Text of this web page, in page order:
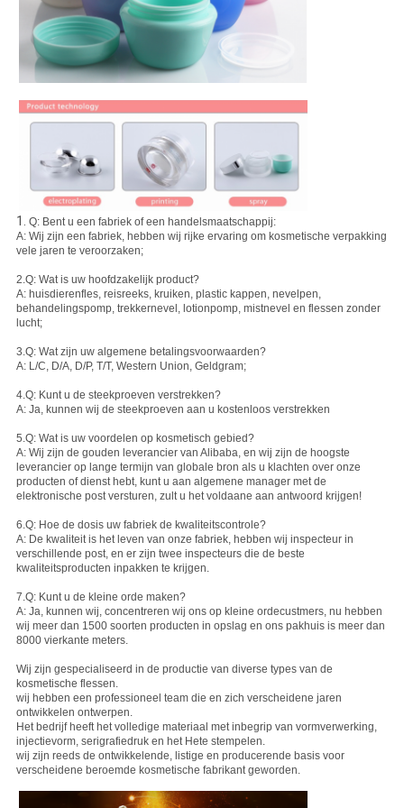
1. Q: Bent u een fabriek of een handelsmaatschappij:
A: Wij zijn een fabriek, hebben wij rijke ervaring om kosmetische verpakking
vele jaren te veroorzaken;
2.Q: Wat is uw hoofdzakelijk product?
A: huisdierenfles, reisreeks, kruiken, plastic kappen, nevelpen,
behandelingspomp, trekkernevel, lotionpomp, mistnevel en flessen zonder
lucht;
3.Q: Wat zijn uw algemene betalingsvoorwaarden?
A: L/C, D/A, D/P, T/T, Western Union, Geldgram;
4.Q: Kunt u de steekproeven verstrekken?
A: Ja, kunnen wij de steekproeven aan u kostenloos verstrekken
5.Q: Wat is uw voordelen op kosmetisch gebied?
A: Wij zijn de gouden leverancier van Alibaba, en wij zijn de hoogste
leverancier op lange termijn van globale bron als u klachten over onze
producten of dienst hebt, kunt u aan algemene manager met de
elektronische post versturen, zult u het voldaane aan antwoord krijgen!
6.Q: Hoe de dosis uw fabriek de kwaliteitscontrole?
A: De kwaliteit is het leven van onze fabriek, hebben wij inspecteur in
verschillende post, en er zijn twee inspecteurs die de beste
kwaliteitsproducten inpakken te krijgen.
7.Q: Kunt u de kleine orde maken?
A: Ja, kunnen wij, concentreren wij ons op kleine ordecustmers, nu hebben
wij meer dan 1500 soorten producten in opslag en ons pakhuis is meer dan
8000 vierkante meters.
Wij zijn gespecialiseerd in de productie van diverse types van de
kosmetische flessen.
wij hebben een professioneel team die en zich verscheidene jaren
ontwikkelen ontwerpen.
Het bedrijf heeft het volledige materiaal met inbegrip van vormverwerking,
injectievorm, serigrafiedruk en het Hete stempelen.
wij zijn reeds de ontwikkelende, listige en producerende basis voor
verscheidene beroemde kosmetische fabrikant geworden.